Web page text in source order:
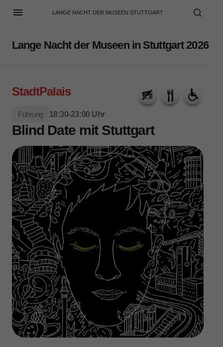
LANGE NACHT DER MUSEEN STUTTGART
Lange Nacht der Museen in Stuttgart 2026
StadtPalais
Führung 18:30-23:00 Uhr
Blind Date mit Stuttgart